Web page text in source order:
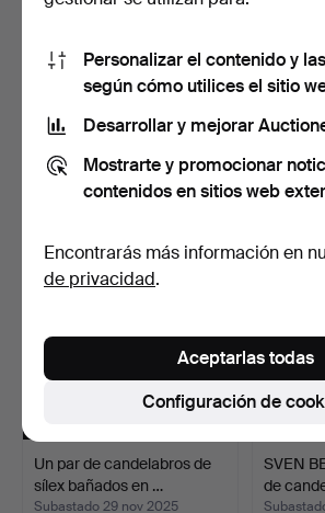
Un par de candelabros de
metal y piedra, d…
Subastado 22 dic 2025
15 pujas
169 USD
Un par
35 pujas
581 USD
Un par de candelabros de
sílex bañados en …
Subastado 29 nov 2025
SVEN
de
Personalizar el contenido y
según cómo utilices el sitio
Desarrollar y mejorar
Mostrarte y promocionar
contenidos en sitios web
Encontrarás más información en
de privacidad.
Configuración de
Aceptarlas todas